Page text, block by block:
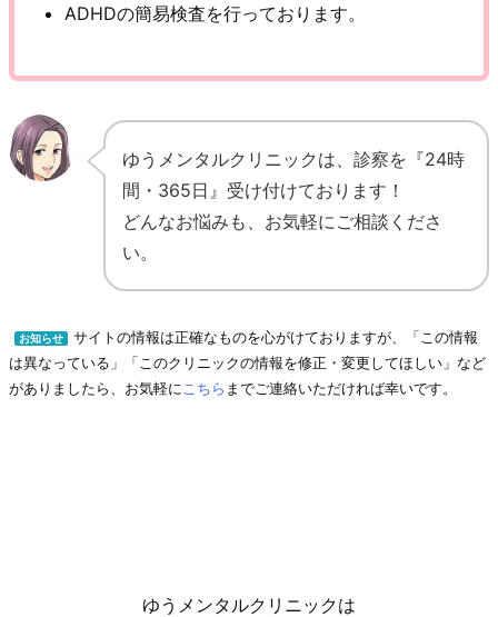
ADHDの簡易検査を行っております。
ゆうメンタルクリニックは、診察を『24時
間・365日』受け付けております！
どんなお悩みも、お気軽にご相談くださ
い。
お知らせ
サイトの情報は正確なものを心がけておりますが、「この情報
は異なっている」「このクリニックの情報を修正・変更してほしい」など
がありましたら、お気軽に こちら までご連絡いただければ幸いです。
ゆうメンタルクリニックは